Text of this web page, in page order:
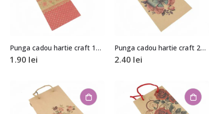
Punga cadou hartie craft 14×11,5x6cm
1.90 lei
Punga cadou hartie craft 20x15x6cm
2.40 lei